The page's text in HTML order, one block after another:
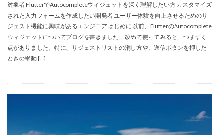
対象者 FlutterでAutocompleteウィジェットを深く理解したい方 カスタマイズ
された入力フォームを作成したい開発者 ユーザー体験を向上させるためのサ
ジェスト機能に興味があるエンジニア はじめに 以前、FlutterのAutocomplete
ウィジェットについてブログを書きました。改めて使ってみると、つまずく
点がありました。特に、サジェストリストの消し方や、送信ボタンを押した
ときの挙動 […]